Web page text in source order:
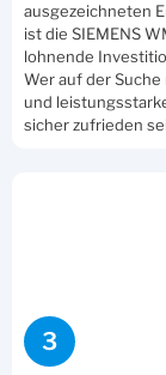
ausgezeichneten
ist die SIEMENS
lohnende
Wer auf der
und
sicher zufrieden
3